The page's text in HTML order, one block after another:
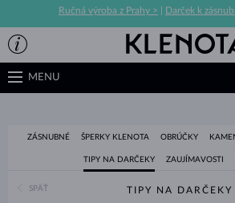
Ručná výroba z Prahy > Darček k
MENU
ZÁSNUBNÉ ŠPERKY KLENOTA OBRÚČKY
TIPY NA DARČEKY ZAUJÍMAVOSTI
SPÄŤ TIPY NA DARČEKY